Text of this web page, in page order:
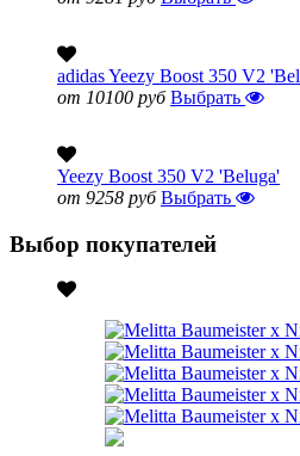
adidas Yeezy Boost 350 V2
от 10100 руб Выбрать
Yeezy Boost 350 V2 'Beluga'
от 9258 руб Выбрать
Выбор покупателей